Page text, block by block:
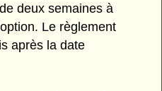
deux semaines à
Le règlement
après la date